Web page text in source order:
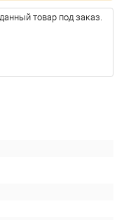
товар под заказ.